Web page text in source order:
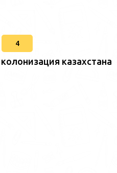
4
казахстана